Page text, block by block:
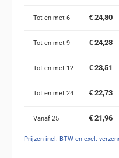
Tot en met 6 € 24,80
Tot en met 9 € 24,28
Tot en met 12 € 23,51
Tot en met 24 € 22,73
Vanaf 25 € 21,96
Prijzen incl. BTW en excl.